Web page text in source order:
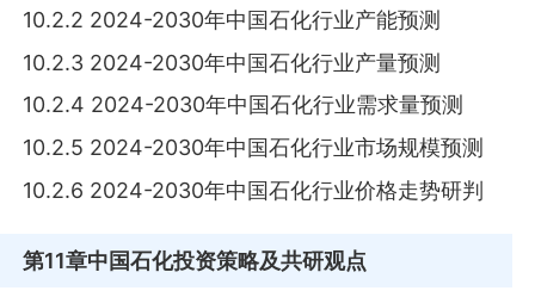
10.2.2 2024-2030年中国石化行业产能预测
10.2.3 2024-2030年中国石化行业产量预测
10.2.4 2024-2030年中国石化行业需求量预测
10.2.5 2024-2030年中国石化行业市场规模预测
10.2.6 2024-2030年中国石化行业价格走势研判
第11章中国石化投资策略及共研观点